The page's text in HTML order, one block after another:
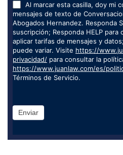
Al marcar esta casilla, doy mi
mensajes de texto de
Abogados Hernandez. Responda
suscripción; Responda HELP
aplicar tarifas de mensajes y
puede variar. Visite https://
privacidad/ para consultar la
https://www.juanlaw.com/es/
Términos de Servicio.
Enviar